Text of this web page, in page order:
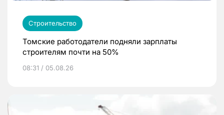
Строительство
Томские работодатели подняли зарплаты
строителям почти на 50%
08:31 / 05.08.26